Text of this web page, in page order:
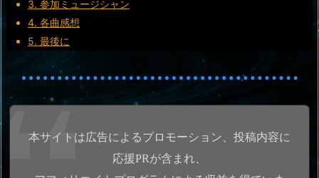
3. 参加ミュージシャン
4. 各曲感想
5. 最後に
本サイトは広告によるプロモーション、投稿内容に
応援PRが含まれ、